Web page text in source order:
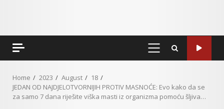
PRIMARY
Home 2023 August
18
JEDAN OD NAJDJELOTVORNIJIH PROTIV MASNOĆE: Evo kako da se
za samo 7 dana riješite viška masti iz organizma pomoću šljiva…